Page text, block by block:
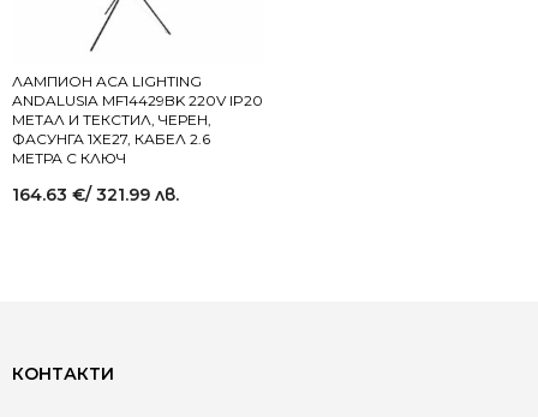
ЛАМПИОН ACA LIGHTING
ANDALUSIA MF14429BK 220V IP20
МЕТАЛ И ТЕКСТИЛ, ЧЕРЕН,
ФАСУНГА 1XЕ27, КАБЕЛ 2.6
МЕТРА С КЛЮЧ
164.63 €/ 321.99 лв.
КОНТАКТИ